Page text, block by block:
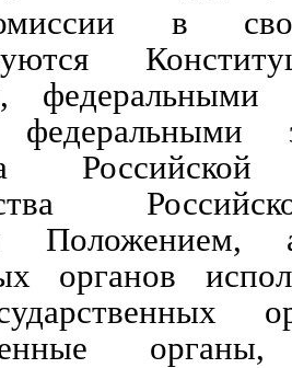
в
федеральными
федеральными
органов
органы,